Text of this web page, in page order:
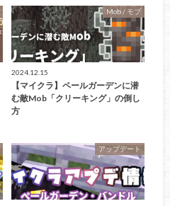
Mob / モブ
2024.12.15
【マイクラ】ペールガーデンに潜
む敵Mob「クリーキング」の倒し
方
アップデート